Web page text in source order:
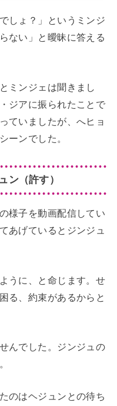
しょ？」というミンジ
ない」と曖昧に答える
ミンジェは聞きまし
ジアに振られたことで
ていましたが、へヒョ
ーンでした。
ン（許す）
様子を動画配信してい
あげているとジンジュ
うに、と命じます。せ
る、約束があるからと
んでした。ジンジュの
のはヘジュンとの待ち